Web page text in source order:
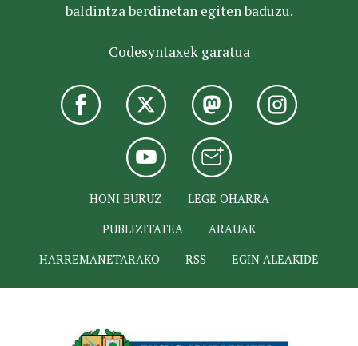
baldintza berdinetan egiten baduzu.
Codesyntaxek garatua
HONI BURUZ
LEGE OHARRA
PUBLIZITATEA
ARAUAK
HARREMANETARAKO
RSS EGIN ALEAKIDE